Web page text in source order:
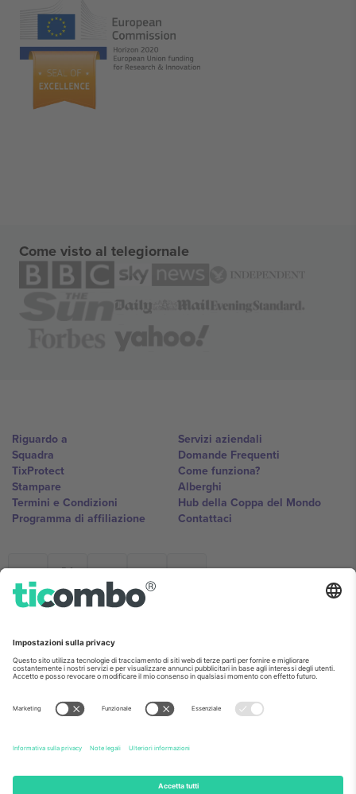
Come visto al telegiornale
Riguardo a
Squadra
TixProtect
Stampare
Termini e Condizioni
Programma di affiliazione
Servizi aziendali
Domande Frequenti
Come funziona?
Alberghi
Hub della Coppa del Mondo
Contattaci
Ticombo Italia
Mimi Balkanska 132, 1540, Sofia,
base alla località, all'evento e/o al dominio. Per i dettagli controlla la
pagina specifica dell'evento, l'impronta e i termini.,